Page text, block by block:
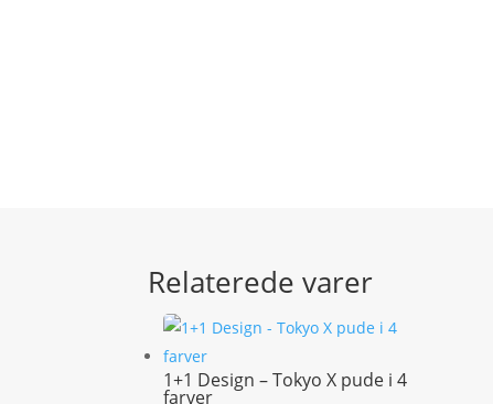
Relaterede varer
1+1 Design – Tokyo X pude i 4
farver